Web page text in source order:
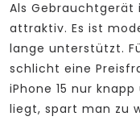
Als Gebrauchtgerät
attraktiv. Es ist
lange unterstützt.
schlicht eine
iPhone 15 nur
liegt, spart man zu